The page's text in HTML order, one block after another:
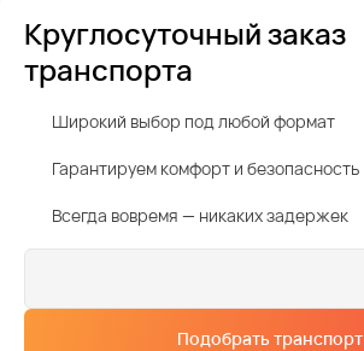
Круглосуточный заказ
транспорта
Широкий выбор под любой формат
Гарантируем комфорт и безопасность
Всегда вовремя — никаких задержек
Подобрать транспорт